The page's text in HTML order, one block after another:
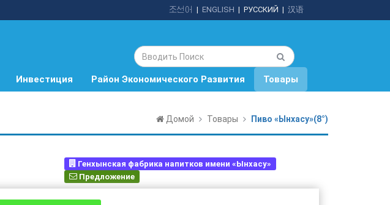
| 汉语
| РУССКИЙ
| ENGLISH
조선어
Инвестиция Район Экономического Развития Товары
Домой Товары Пиво «Ынхасу»(8°)
Генхынская фабрика напитков имени «Ынхасу»
Предложение